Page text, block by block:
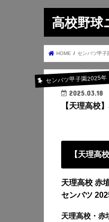
高校野球
HOME センバツ甲子
センバツ甲子園2025年
2025.03.18
【天理高校
【天理高
天理高校 赤
センバツ
天理高校・赤